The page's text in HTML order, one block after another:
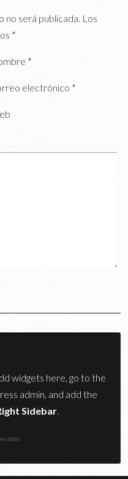
no será publicada. Los
*
*
electrónico *
widgets here, go to the
admin, and add the
Sidebar.
added.